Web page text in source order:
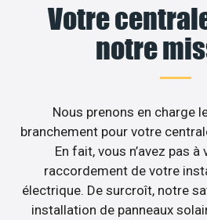
Votre
notre
Nous prenons en charge
branchement pour votre
En fait, vous n’avez pas
raccordement de votre
électrique. De surcroît, notre
installation de panneaux